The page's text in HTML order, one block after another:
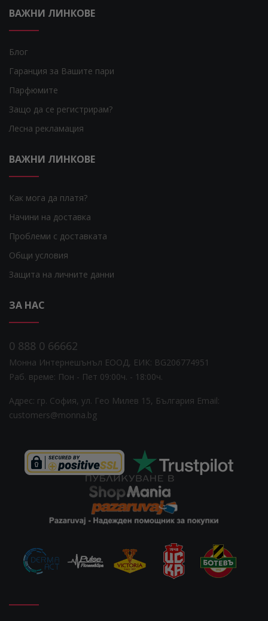
ВАЖНИ ЛИНКОВЕ
Блог
Гаранция за Вашите пари
Парфюмите
Защо да се регистрирам?
Лесна рекламация
ВАЖНИ ЛИНКОВЕ
Как мога да платя?
Начини на доставка
Проблеми с доставката
Общи условия
Защита на личните данни
ЗА НАС
0 888 0 66662
Монна Интернешънъл ЕООД, ЕИК: BG206774951
Раб. време: Пoн - Пет 09:00ч. - 18:00ч.
Адрес: гр. София, ул. Гео Милев 15, България Email:
customers@monna.bg